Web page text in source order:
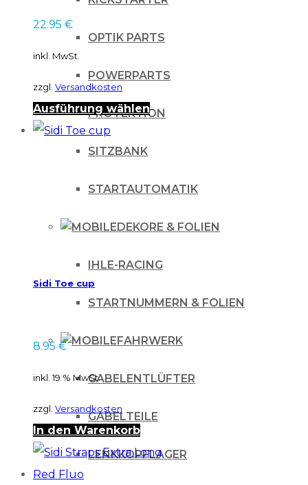
OPTIK PARTS
POWERPARTS
PROTEKTION
SITZBANK
STARTAUTOMATIK
DEKORE & FOLIEN
IHLE-RACING
STARTNUMMERN & FOLIEN
FAHRWERK
GABELENTLÜFTER
GABELTEILE
LENKKOPFLAGER
der
werden
22.95 €
inkl. MwSt.
zzgl. Versandkosten
Ausführung wählenDieses
Varianten
Optionen
auf
gewählt
Sidi Toe cup
8.95 €
inkl. 19 % MwSt.
zzgl. Versandkosten
In den Warenkorb